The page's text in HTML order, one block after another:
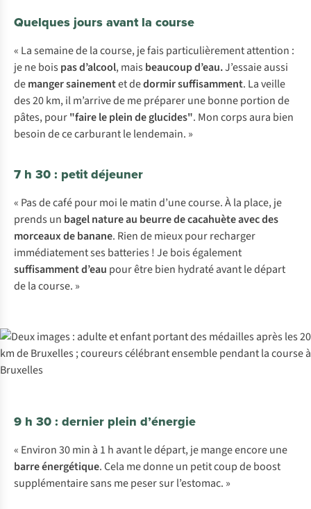
Quelques jours avant la course
« La semaine de la course, je fais particulièrement attention :
je ne bois pas d’alcool, mais beaucoup d’eau.J’essaie aussi
demanger sainementet dedormir suffisamment. La veille
des 20 km, il m’arrive de me préparer une bonne portion de
pâtes, pour"faire leplein de glucides". Mon corps aura bien
besoin de ce carburant le lendemain. »
7 h 30 : petit déjeuner
« Pas de café pour moi le matin d’une course. À la place, je
prends un bagel nature au beurre de cacahuète avec des
morceaux de banane. Rien de mieux pour recharger
immédiatement ses batteries ! Je bois également
suffisamment d’eau pour être bien hydraté avant le départ
de la course. »
9 h 30 : dernier plein d’énergie
« Environ 30 min à 1 h avant le départ, je mange encore une
barre énergétique. Cela me donne un petit coup de boost
supplémentaire sans me peser sur l’estomac. »